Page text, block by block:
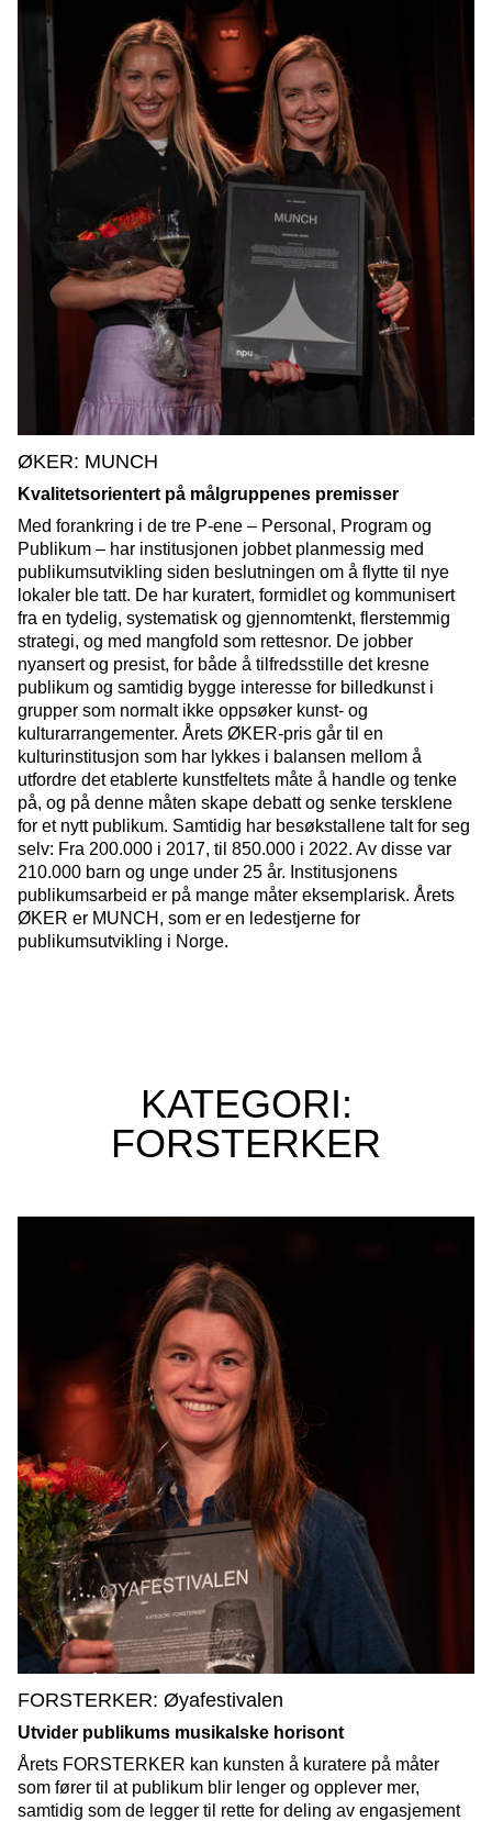
ØKER: MUNCH
Kvalitetsorientert på målgruppenes premisser
Med forankring i de tre P-ene – Personal, Program og
Publikum – har institusjonen jobbet planmessig med
publikumsutvikling siden beslutningen om å flytte til nye
lokaler ble tatt. De har kuratert, formidlet og kommunisert
fra en tydelig, systematisk og gjennomtenkt, flerstemmig
strategi, og med mangfold som rettesnor. De jobber
nyansert og presist, for både å tilfredsstille det kresne
publikum og samtidig bygge interesse for billedkunst i
grupper som normalt ikke oppsøker kunst- og
kulturarrangementer. Årets ØKER-pris går til en
kulturinstitusjon som har lykkes i balansen mellom å
utfordre det etablerte kunstfeltets måte å handle og tenke
på, og på denne måten skape debatt og senke tersklene
for et nytt publikum. Samtidig har besøkstallene talt for seg
selv: Fra 200.000 i 2017, til 850.000 i 2022. Av disse var
210.000 barn og unge under 25 år. Institusjonens
publikumsarbeid er på mange måter eksemplarisk. Årets
ØKER er MUNCH, som er en ledestjerne for
publikumsutvikling i Norge.
KATEGORI:
FORSTERKER
FORSTERKER: Øyafestivalen
Utvider publikums musikalske horisont
Årets FORSTERKER kan kunsten å kuratere på måter
som fører til at publikum blir lenger og opplever mer,
samtidig som de legger til rette for deling av engasjement